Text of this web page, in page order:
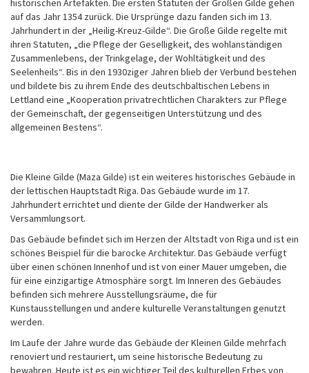
auf das Jahr 1354 zurück. Die Ursprünge dazu fanden sich im 13.
Jahrhundert in der „Heilig-Kreuz-Gilde“. Die Große Gilde regelte mit
ihren Statuten, „die Pflege der Geselligkeit, des wohlanständigen
Zusammenlebens, der Trinkgelage, der Wohltätigkeit und des
Seelenheils“. Bis in den 1930ziger Jahren blieb der Verbund bestehen
und bildete bis zu ihrem Ende des deutschbaltischen Lebens in
Lettland eine „Kooperation privatrechtlichen Charakters zur Pflege
der Gemeinschaft, der gegenseitigen Unterstützung und des
allgemeinen Bestens“.
Die Kleine Gilde (Maza Gilde) ist ein weiteres historisches Gebäude in
der lettischen Hauptstadt Riga. Das Gebäude wurde im 17.
Jahrhundert errichtet und diente der Gilde der Handwerker als
Versammlungsort.
Das Gebäude befindet sich im Herzen der Altstadt von Riga und ist ein
schönes Beispiel für die barocke Architektur. Das Gebäude verfügt
über einen schönen Innenhof und ist von einer Mauer umgeben, die
für eine einzigartige Atmosphäre sorgt. Im Inneren des Gebäudes
befinden sich mehrere Ausstellungsräume, die für
Kunstausstellungen und andere kulturelle Veranstaltungen genutzt
werden.
Im Laufe der Jahre wurde das Gebäude der Kleinen Gilde mehrfach
renoviert und restauriert, um seine historische Bedeutung zu
bewahren. Heute ist es ein wichtiger Teil des kulturellen Erbes von